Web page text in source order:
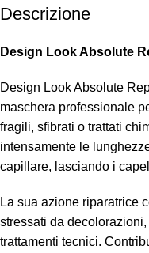
Descrizione
Design Look Absolute
Design Look Absolute
maschera professionale
fragili, sfibrati o trattati
intensamente le
capillare, lasciando i
La sua azione riparatrice
stressati da
trattamenti tecnici.